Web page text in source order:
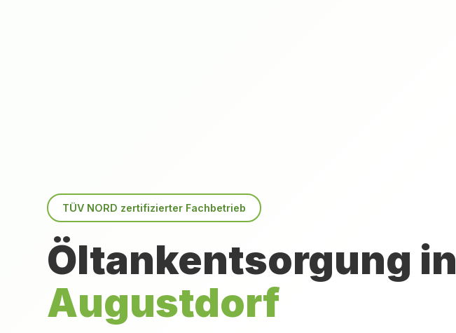
TÜV NORD zertifizierter Fachbetrieb
Öltankentsorgung in
Augustdorf